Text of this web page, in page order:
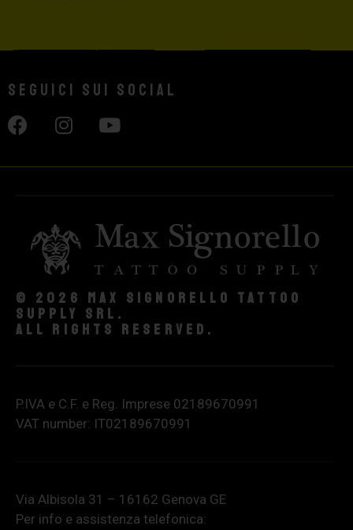
Seguici sui social
© 2026 Max Signorello Tattoo
supply srl.
All rights reserved.
P.IVA e C.F. e Reg. Imprese 02189670991
VAT number: IT02189670991
Via Albisola 31 – 16162 Genova GE
Per info e assistenza telefonica: